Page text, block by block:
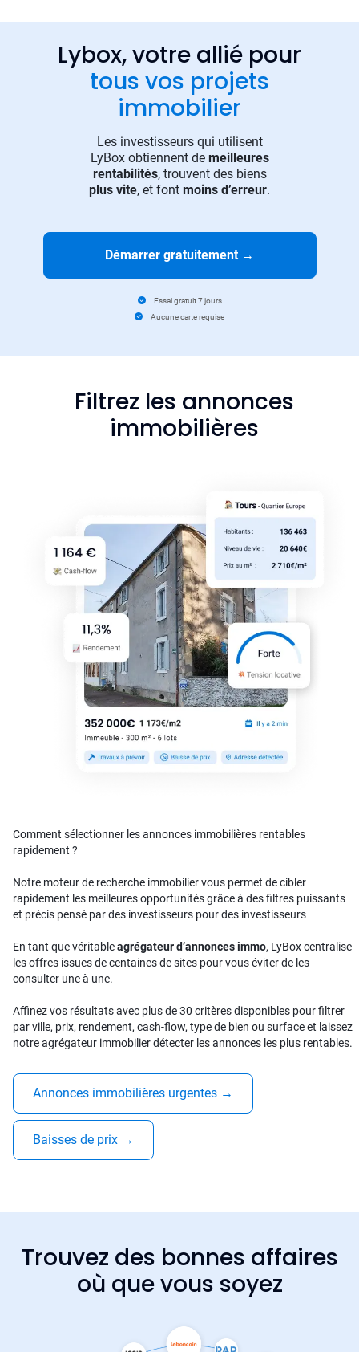
Lybox, votre allié pour
tous vos projets
immobilier
Les investisseurs qui utilisent
LyBox obtiennent de meilleures
rentabilités, trouvent des biens
plus vite, et font moins d’erreur.
Démarrer gratuitement →
Essai gratuit 7 jours
Aucune carte requise
Filtrez les annonces
immobilières
Comment sélectionner les annonces immobilières rentables
rapidement ?
Notre moteur de recherche immobilier vous permet de cibler
rapidement les meilleures opportunités grâce à des filtres puissants
et précis pensé par des investisseurs pour des investisseurs
En tant que véritableagrégateur d’annonces immo, LyBox centralise
les offres issues de centaines de sites pour vous éviter de les
consulter une à une.
Affinez vos résultats avec plus de 30 critères disponibles pour filtrer
par ville, prix, rendement, cash-flow, type de bien ou surface et laissez
notre agrégateur immobilier détecter les annonces les plus rentables.
Annonces immobilières urgentes →
Baisses de prix →
Trouvez des bonnes affaires
où que vous soyez